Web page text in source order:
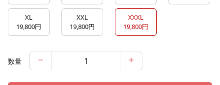
XL
19,800円
XXL
19,800円
XXXL
19,800円
数量